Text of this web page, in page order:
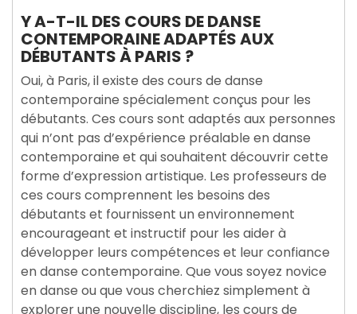
Y A-T-IL DES COURS DE DANSE
CONTEMPORAINE ADAPTÉS AUX
DÉBUTANTS À PARIS ?
Oui, à Paris, il existe des cours de danse
contemporaine spécialement conçus pour les
débutants. Ces cours sont adaptés aux personnes
qui n’ont pas d’expérience préalable en danse
contemporaine et qui souhaitent découvrir cette
forme d’expression artistique. Les professeurs de
ces cours comprennent les besoins des
débutants et fournissent un environnement
encourageant et instructif pour les aider à
développer leurs compétences et leur confiance
en danse contemporaine. Que vous soyez novice
en danse ou que vous cherchiez simplement à
explorer une nouvelle discipline, les cours de